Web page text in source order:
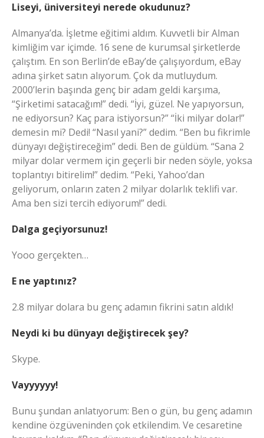
Liseyi, üniversiteyi nerede okudunuz?
Almanya’da. İşletme eğitimi aldım. Kuvvetli bir Alman
kimliğim var içimde. 16 sene de kurumsal şirketlerde
çalıştım. En son Berlin’de eBay’de çalışıyordum, eBay
adına şirket satın alıyorum. Çok da mutluydum.
2000’lerin başında genç bir adam geldi karşıma,
“Şirketimi satacağım!” dedi. “İyi, güzel. Ne yapıyorsun,
ne ediyorsun? Kaç para istiyorsun?” “İki milyar dolar!”
demesin mi? Dedi! “Nasıl yani?” dedim. “Ben bu fikrimle
dünyayı değiştireceğim” dedi. Ben de güldüm. “Sana 2
milyar dolar vermem için geçerli bir neden söyle, yoksa
toplantıyı bitirelim!” dedim. “Peki, Yahoo’dan
geliyorum, onların zaten 2 milyar dolarlık teklifi var.
Ama ben sizi tercih ediyorum!” dedi.
Dalga geçiyorsunuz!
Yooo gerçekten…
E ne yaptınız?
2.8 milyar dolara bu genç adamın fikrini satın aldık!
Neydi ki bu dünyayı değiştirecek şey?
Skype.
Vayyyyyy!
Bunu şundan anlatıyorum: Ben o gün, bu genç adamın
kendine özgüveninden çok etkilendim. Ve cesaretine